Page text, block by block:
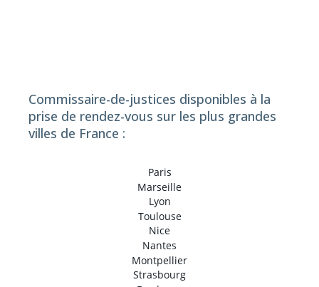
Commissaire-de-justices disponibles à la
prise de rendez-vous sur les plus grandes
villes de France :
Paris
Marseille
Lyon
Toulouse
Nice
Nantes
Montpellier
Strasbourg